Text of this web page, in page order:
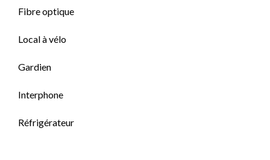
Fibre optique
Local à vélo
Gardien
Interphone
Réfrigérateur